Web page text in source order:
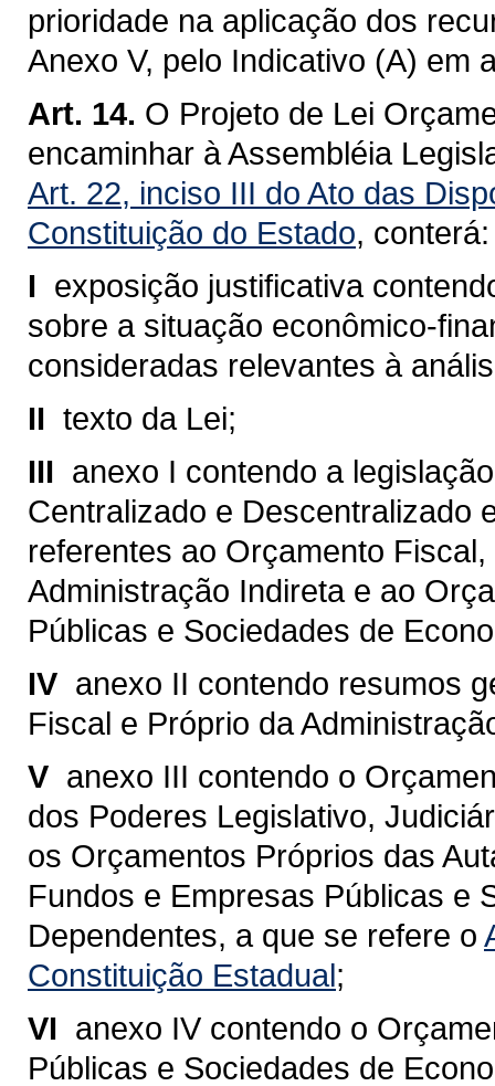
prioridade na aplicação dos
Anexo V, pelo Indicativo (A) em
Art. 14. O Projeto de Lei
encaminhar à Assembléia
Art. 22, inciso III do Ato das
Constituição do Estado, conterá:
I  exposição justificativa
sobre a situação econômico-
consideradas relevantes à
II  texto da Lei;
III  anexo I contendo a
Centralizado e Descentralizado
referentes ao Orçamento
Administração Indireta e ao
Públicas e Sociedades de
IV  anexo II contendo resumos
Fiscal e Próprio da
V  anexo III contendo o
dos Poderes Legislativo,
os Orçamentos Próprios das
Fundos e Empresas Públicas e
Dependentes, a que se refere o
Constituição Estadual;
VI  anexo IV contendo o
Públicas e Sociedades de